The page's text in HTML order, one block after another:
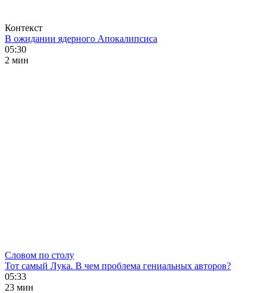
Контекст
В ожидании ядерного Апокалипсиса
05:30
2 мин
Словом по столу
Тот самый Лука. В чем проблема гениальных авторов?
05:33
23 мин